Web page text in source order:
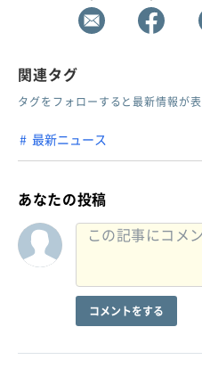
関連タグ
タグをフォローすると最新情報が
最新ニュース
あなたの投稿
コメントをする